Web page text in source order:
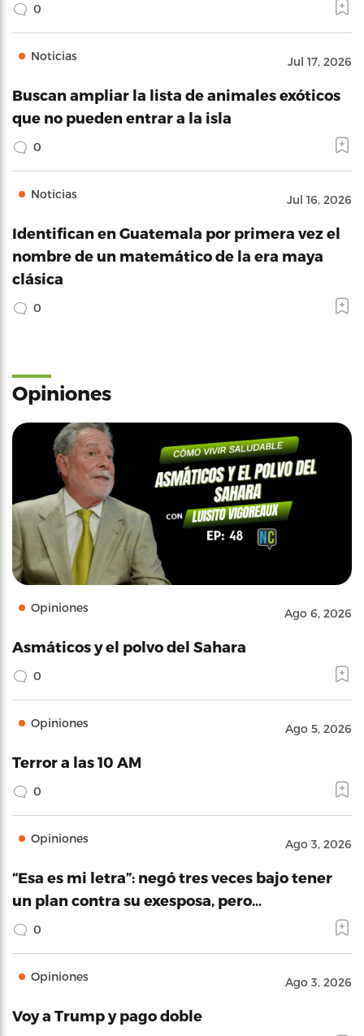
0
Noticias Jul 17, 2026
Buscan ampliar la lista de animales exóticos
que no pueden entrar a la isla
0
Noticias Jul 16, 2026
Identifican en Guatemala por primera vez el
nombre de un matemático de la era maya
clásica
0
Opiniones
Opiniones Ago 6, 2026
Asmáticos y el polvo del Sahara
0
Opiniones Ago 5, 2026
Terror a las 10 AM
0
Opiniones Ago 3, 2026
“Esa es mi letra”: negó tres veces bajo tener
un plan contra su exesposa, pero…
0
Opiniones Ago 3, 2026
Voy a Trump y pago doble